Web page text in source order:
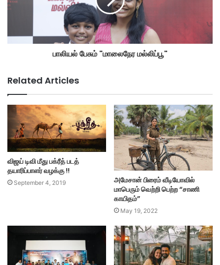
பாலியல் பேசும் "மாலைநேர மல்லிப்பூ"
Related Articles
விஜய் டிவி மீது பக்ரீத் படத்
தயாரிப்பாளர் வழக்கு !!
September 4, 2019
அமேசான் பிரைம் வீடியோவில்
மாபெரும் வெற்றி பெற்ற “சாணி
காயிதம்”
May 19, 2022